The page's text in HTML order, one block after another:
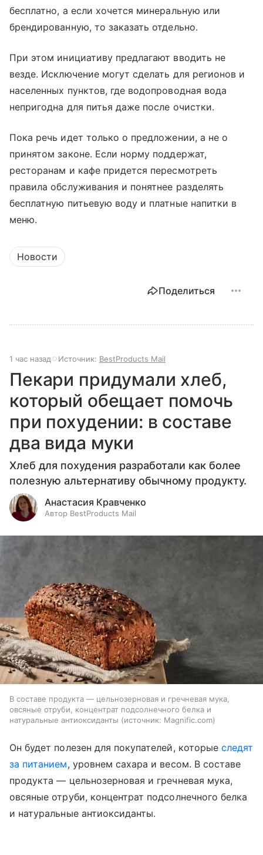
бесплатно, а если хочется минеральную или
брендированную, то заказать отдельно.
При этом инициативу предлагают вводить не
везде. Исключение могут сделать для регионов и
населенных пунктов, где водопроводная вода
непригодна для питья даже после очистки.
Пока речь идет только о предложении, а не о
принятом законе. Если норму поддержат,
ресторанам и кафе придется пересмотреть
правила обслуживания и понятнее разделять
бесплатную питьевую воду и платные напитки в
меню.
Новости
Поделиться
1 час назад Источник: BestProducts Mail
Пекари придумали хлеб,
который обещает помочь
при похудении: в составе
два вида муки
Хлеб для похудения разработали как более
полезную альтернативу обычному продукту.
Анастасия Кравченко
Автор BestProducts Mail
В составе продукта — цельнозерновая и гречневая мука,
овсяные отруби, концентрат подсолнечного белка и
натуральные антиоксиданты
источник: Magnific.com
Он будет полезен для покупателей, которыеследят
за питанием, уровнем сахара и весом. В составе
продукта — цельнозерновая и гречневая мука,
овсяные отруби, концентрат подсолнечного белка
и натуральные антиоксиданты.